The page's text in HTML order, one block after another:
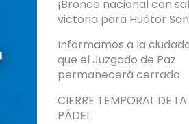
¡Bronce nacional con
victoria para Huétor
Informamos a la
que el Juzgado de Paz
permanecerá cerrado
CIERRE TEMPORAL DE
PÁDEL